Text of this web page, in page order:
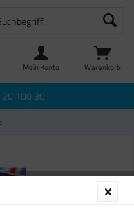
Warenkorb
Mein Konto
100 30